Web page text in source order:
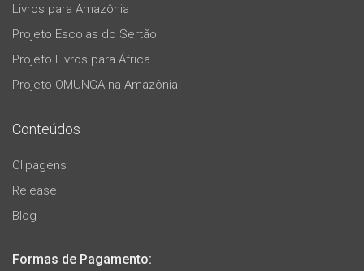
Livros para Amazônia
Projeto Escolas do Sertão
Projeto Livros para África
Projeto OMUNGA na Amazônia
Conteúdos
Clipagens
Release
Blog
Formas de Pagamento: